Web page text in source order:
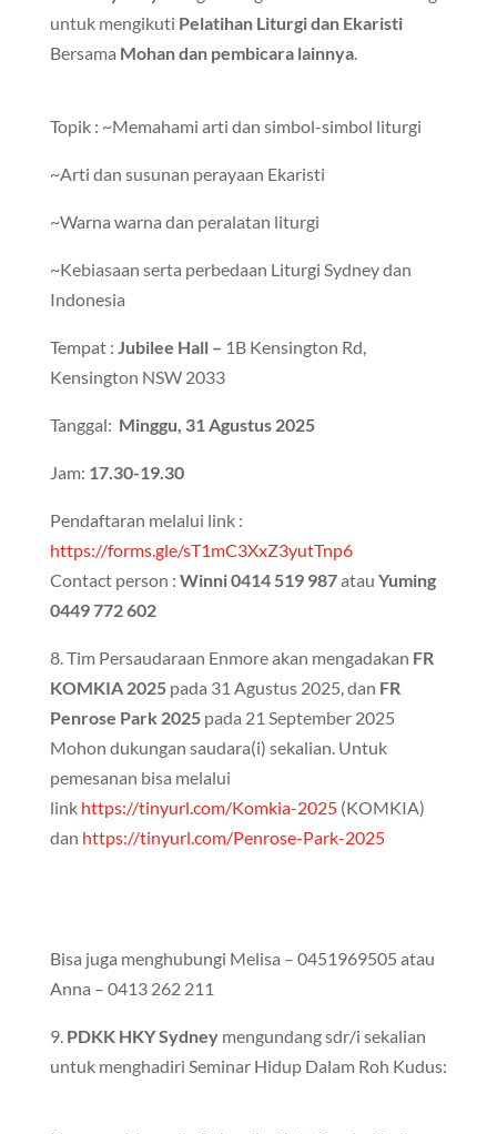
untuk mengikuti Pelatihan Liturgi dan Ekaristi
Bersama Mohan dan pembicara lainnya.
Topik : ~Memahami arti dan simbol-simbol liturgi
~Arti dan susunan perayaan Ekaristi
~Warna warna dan peralatan liturgi
~Kebiasaan serta perbedaan Liturgi Sydney dan
Indonesia
Tempat : Jubilee Hall – 1B Kensington Rd,
Kensington NSW 2033
Tanggal: Minggu, 31 Agustus 2025
Jam: 17.30-19.30
Pendaftaran melalui link :
https://forms.gle/sT1mC3XxZ3yutTnp6
Contact person : Winni 0414 519 987atau Yuming
0449 772 602
8. Tim Persaudaraan Enmore akan mengadakan FR
KOMKIA 2025 pada 31 Agustus 2025, dan FR
Penrose Park 2025pada 21 September 2025
Mohon dukungan saudara(i) sekalian. Untuk
pemesanan bisa melalui
link https://tinyurl.com/Komkia-2025(KOMKIA)
dan https://tinyurl.com/Penrose-Park-2025
Bisa juga menghubungi Melisa – 0451969505 atau
Anna – 0413 262 211
9. PDKK HKY Sydneymengundang sdr/i sekalian
untuk menghadiri Seminar Hidup Dalam Roh Kudus: